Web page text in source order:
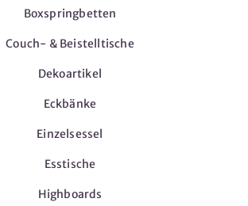
Boxspringbetten
Couch- & Beistelltische
Dekoartikel
Eckbänke
Einzelsessel
Esstische
Highboards